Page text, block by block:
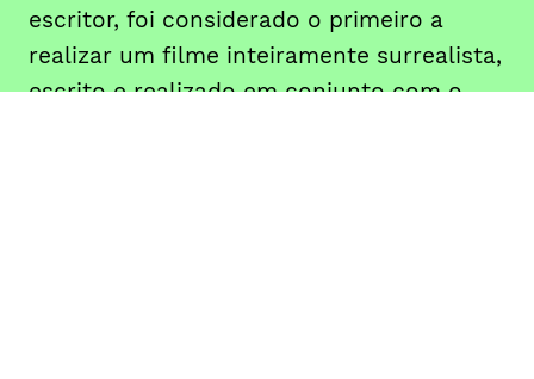
escritor, foi considerado o primeiro a
realizar um filme inteiramente surrealista,
escrito e realizado em conjunto com o